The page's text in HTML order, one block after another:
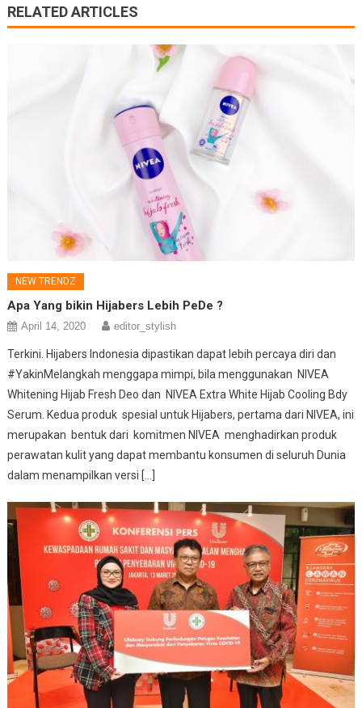
RELATED ARTICLES
NEW TRENDZ
Apa Yang bikin Hijabers Lebih PeDe ?
April 14, 2020 editor_stylish
Terkini. Hijabers Indonesia dipastikan dapat lebih percaya diri dan
#YakinMelangkah menggapa mimpi, bila menggunakan NIVEA
Whitening Hijab Fresh Deo dan NIVEA Extra White Hijab Cooling Bdy
Serum. Kedua produk spesial untuk Hijabers, pertama dari NIVEA, ini
merupakan bentuk dari komitmen NIVEA menghadirkan produk
perawatan kulit yang dapat membantu konsumen di seluruh Dunia
dalam menampilkan versi […]